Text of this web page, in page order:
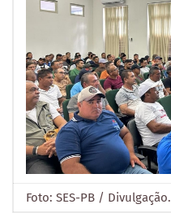
Foto: SES-PB / Divulgação.